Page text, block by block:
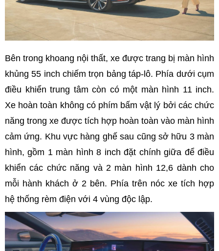
Bên trong khoang nội thất, xe được trang bị màn hình
khủng 55 inch chiếm trọn bảng táp-lô. Phía dưới cụm
điều khiển trung tâm còn có một màn hình 11 inch.
Xe hoàn toàn không có phím bấm vật lý bởi các chức
năng trong xe được tích hợp hoàn toàn vào màn hình
cảm ứng. Khu vực hàng ghế sau cũng sở hữu 3 màn
hình, gồm 1 màn hình 8 inch đặt chính giữa để điều
khiển các chức năng và 2 màn hình 12,6 dành cho
mỗi hành khách ở 2 bên. Phía trên nóc xe tích hợp
hệ thống rèm điện với 4 vùng độc lập.